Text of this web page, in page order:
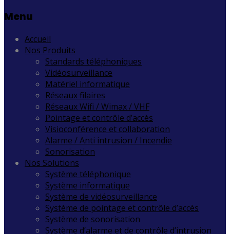
Menu
Accueil
Nos Produits
Standards téléphoniques
Vidéosurveillance
Matériel informatique
Réseaux filaires
Réseaux Wifi / Wimax / VHF
Pointage et contrôle d’accès
Visioconférence et collaboration
Alarme / Anti intrusion / Incendie
Sonorisation
Nos Solutions
Système téléphonique
Système informatique
Système de vidéosurveillance
Système de pointage et contrôle d’accès
Système de sonorisation
Système d’alarme et de contrôle d’intrusion